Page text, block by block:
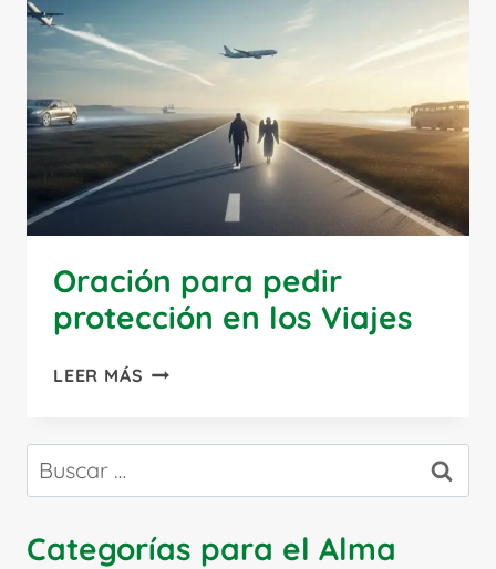
Oración para pedir
protección en los Viajes
LEER MÁS ORACIÓN
PROTECCIÓN
LOS
Buscar:
Categorías para el Alma